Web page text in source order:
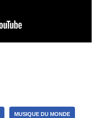
MUSIQUE DU MONDE